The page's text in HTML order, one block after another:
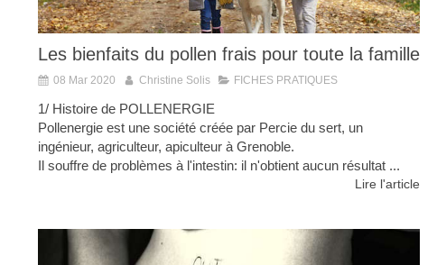
Les bienfaits du pollen frais pour toute la famille
08 Mar 2020 Christine Solis FICHES PRATIQUES
1/ Histoire de POLLENERGIE
Pollenergie est une société créée par Percie du sert, un
ingénieur, agriculteur, apiculteur à Grenoble.
Il souffre de problèmes à l'intestin: il n'obtient aucun résultat ...
Lire l'article